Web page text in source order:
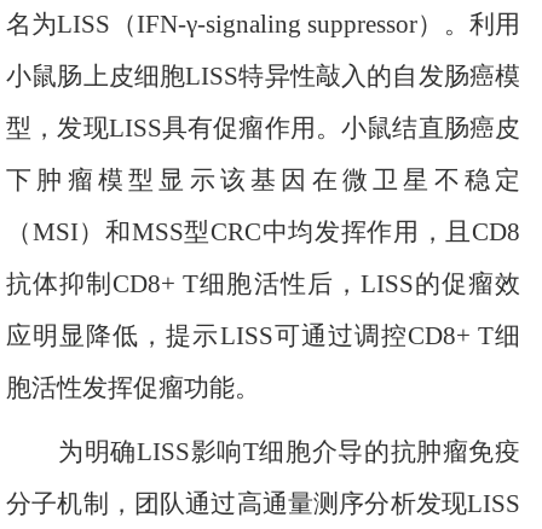
名为LISS （IFN-γ-signaling suppressor）。利用
小鼠肠上皮细胞LISS特异性敲入的自发肠癌模
型，发现LISS具有促瘤作用。小鼠结直肠癌皮
下肿瘤模型显示该基因在微卫星不稳定
（MSI）和MSS型CRC中均发挥作用，且 CD8
抗体抑制 CD8+ T细胞活性后， LISS的促瘤效
应明显降低，提示LISS可通过调控CD8+ T细
胞活性发挥促瘤功能。
为明确LISS影响T细胞介导的抗肿瘤免疫
分子机制，团队通过高通量测序分析发现LISS